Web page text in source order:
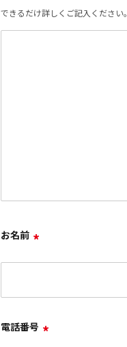
できるだけ詳しくご記入ください。
お名前 *
電話番号 *